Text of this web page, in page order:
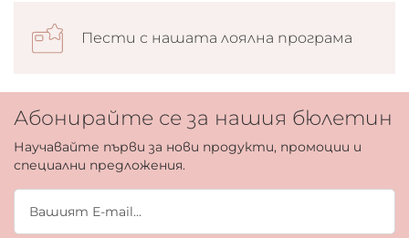
Пести с нашата лоялна програма
Абонирайте се за нашия бюлетин
Научавайте първи за нови продукти, промоции и
специални предложения.